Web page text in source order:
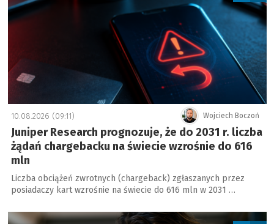
Wojciech Boczoń
10.08.2026 (09:11)
Juniper Research prognozuje, że do 2031 r. liczba
żądań chargebacku na świecie wzrośnie do 616
mln
Liczba obciążeń zwrotnych (chargeback) zgłaszanych przez
posiadaczy kart wzrośnie na świecie do 616 mln w 2031 …
a